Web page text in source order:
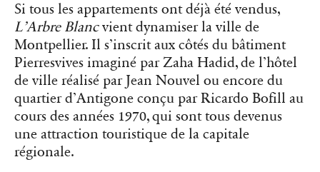
Si tous les appartements ont déjà été vendus,
L’Arbre Blancvient dynamiser la ville de
Montpellier. Il s’inscrit aux côtés du bâtiment
Pierresvives imaginé par Zaha Hadid, de l’hôtel
de ville réalisé par Jean Nouvel ou encore du
quartier d’Antigone conçu par Ricardo Bofill au
cours des années 1970, qui sont tous devenus
une attraction touristique de la capitale
régionale.